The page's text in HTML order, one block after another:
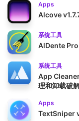
Apps
Alcove
系统工具
AlDente Pro
系统工具
App
理和卸载破
Apps
TextSniper